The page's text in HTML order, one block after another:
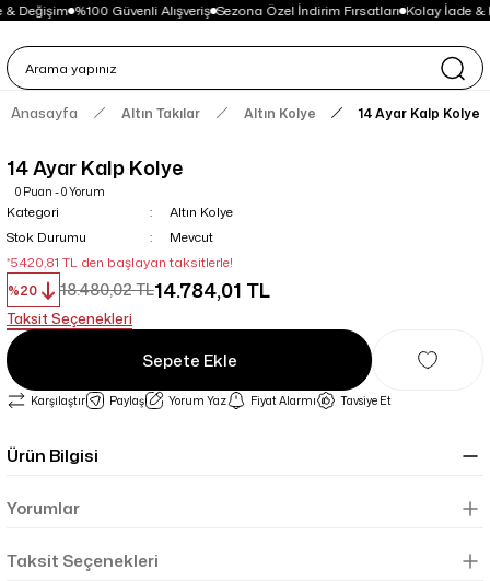
Değişim %100 Güvenli Alışveriş Sezona Özel İndirim Fırsatları Kolay İade &
Anasayfa Altın Takılar Altın Kolye 14 Ayar Kalp Kolye
14 Ayar Kalp Kolye
0 Puan - 0 Yorum
Kategori
Altın Kolye
Stok Durumu
Mevcut
*5.420,81 TL den başlayan taksitlerle!
%20
18.480,02 TL14.784,01 TL
Taksit Seçenekleri
Sepete Ekle
Karşılaştır Paylaş Yorum Yaz Fiyat Alarmı Tavsiye Et
Ürün Bilgisi
Yorumlar
Taksit Seçenekleri